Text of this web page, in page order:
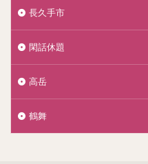
長久手市
閑話休題
高岳
鶴舞